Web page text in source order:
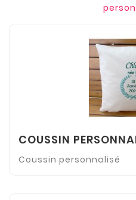
COUSSIN
Coussin personnalisé